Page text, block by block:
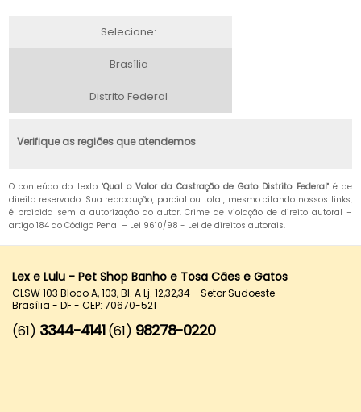
Selecione:
Brasília
Distrito Federal
Verifique as regiões que atendemos
O conteúdo do texto "Qual o Valor da Castração de Gato Distrito Federal" é de
direito reservado. Sua reprodução, parcial ou total, mesmo citando nossos links,
é proibida sem a autorização do autor. Crime de violação de direito autoral –
artigo 184 do Código Penal – Lei 9610/98 - Lei de direitos autorais.
Lex e Lulu - Pet Shop Banho e Tosa Cães e Gatos
CLSW 103 Bloco A, 103, Bl. A Lj. 12,32,34 - Setor Sudoeste
Brasília - DF - CEP: 70670-521
(61) 3344-4141 (61) 98278-0220